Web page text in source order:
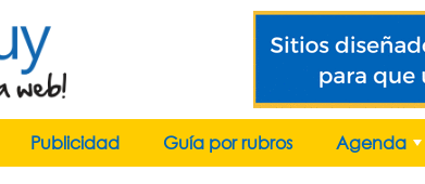
Publicidad Guía por rubros
+
Agenda